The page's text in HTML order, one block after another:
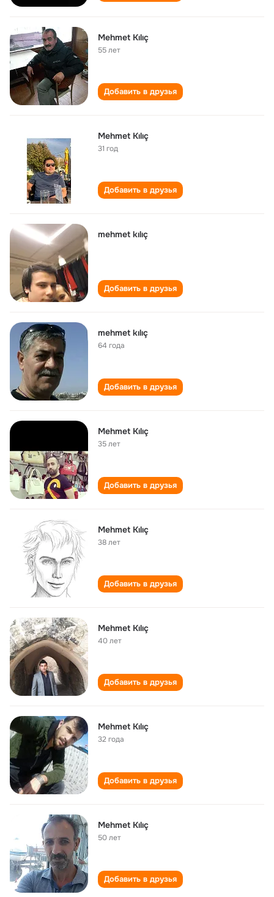
Mehmet Kılıç
55 лет
Добавить в друзья
Mehmet Kılıç
31 год
Добавить в друзья
mehmet kılıç
Добавить в друзья
mehmet kılıç
64 года
Добавить в друзья
Mehmet Kılıç
35 лет
Добавить в друзья
Mehmet Kılıç
38 лет
Добавить в друзья
Mehmet Kılıç
40 лет
Добавить в друзья
Mehmet Kılıç
32 года
Добавить в друзья
Mehmet Kılıç
50 лет
Добавить в друзья